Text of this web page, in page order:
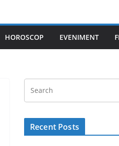
HOROSCOP EVENIMENT
Recent Posts